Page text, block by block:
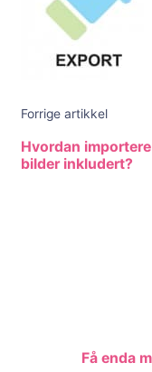
Forrige artikkel
Hvordan
bilder inkludert?
Få enda